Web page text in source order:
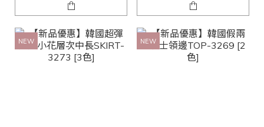
NEW NEW